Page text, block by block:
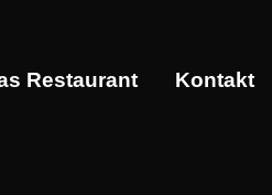
Restaurant Kontakt